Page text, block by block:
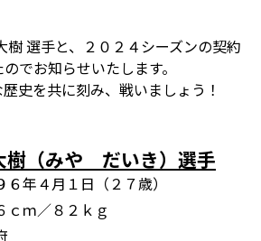
樹 選手と、２０２４シーズンの契約
でお知らせいたします。
史を共に刻み、戦いましょう！
（みや だいき）選手
６年４月１日（２７歳）
ｃｍ／８２ｋｇ